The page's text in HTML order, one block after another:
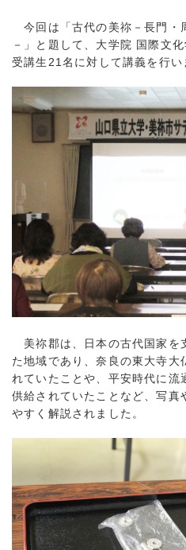
今回は「古代の美祢－長門・
－」と題して、大学院 国際文
受講生21名に対して講義を行い
美祢郡は、日本の古代国家を
た地域であり、奈良の東大寺大
れていたことや、平安時代に流
供給されていたことなど、写真
やすく解説されました。